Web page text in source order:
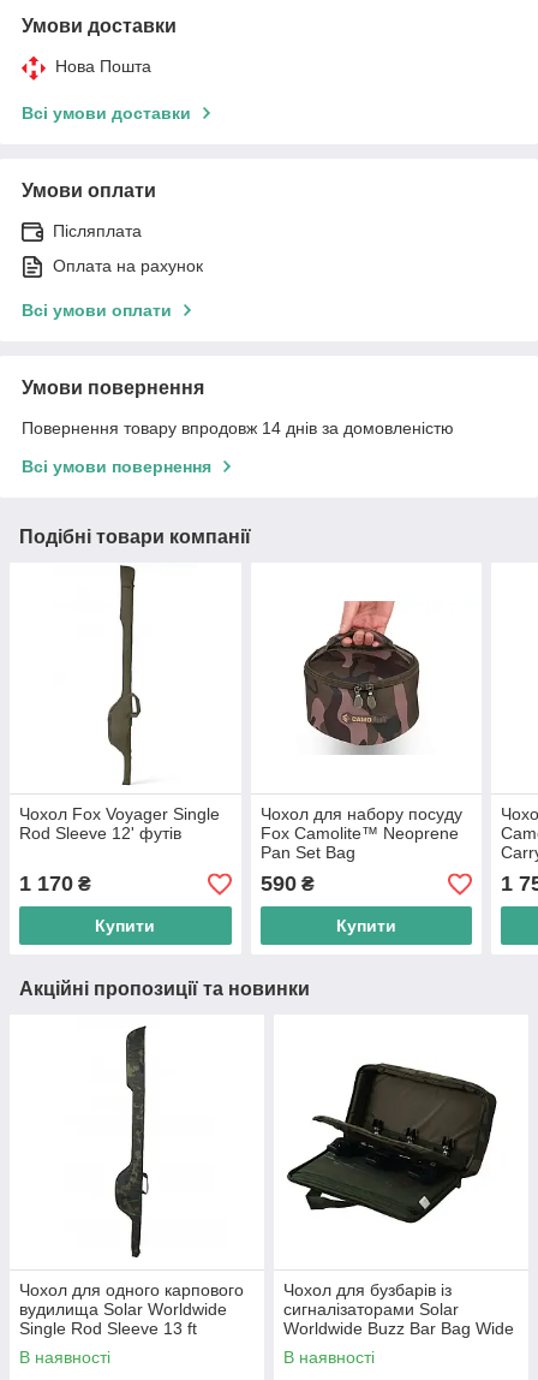
Умови доставки
Нова Пошта
Всі умови доставки
Умови оплати
Післяплата
Оплата на рахунок
Всі умови оплати
Умови повернення
Повернення товару впродовж 14 днів за домовленістю
Всі умови повернення
Подібні товари компанії
Чохол Fox Voyager Single
Rod Sleeve 12' футів
1 170 ₴
Купити
Чохол для набору посуду
Fox Camolite™ Neoprene
Pan Set Bag
590₴
Купити
1
Акційні пропозиції та новинки
Чохол для одного карпового
вудилища Solar Worldwide
Single Rod Sleeve 13 ft
В наявності
Чохол для бузбарів із
сигналізаторами Solar
Worldwide Buzz Bar Bag Wide
В наявності